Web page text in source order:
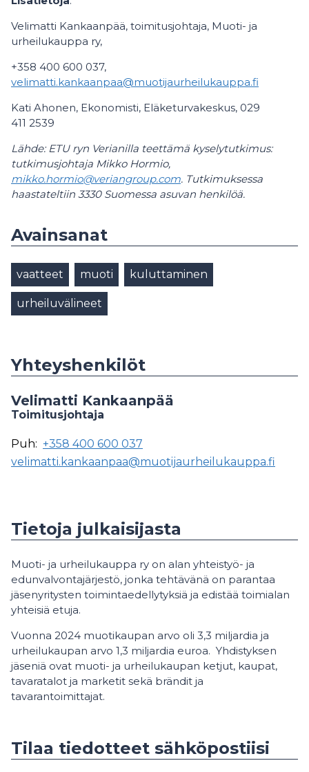
Velimatti Kankaanpää, toimitusjohtaja, Muoti- ja
urheilukauppa ry,
+358 400 600 037,
velimatti.kankaanpaa@muotijaurheilukauppa.fi
Kati Ahonen, Ekonomisti, Eläketurvakeskus, 029
411 2539
Lähde: ETU ryn Verianilla teettämä kyselytutkimus:
tutkimusjohtaja Mikko Hormio,
mikko.hormio@veriangroup.com. Tutkimuksessa
haastateltiin 3330 Suomessa asuvan henkilöä.
Avainsanat
vaatteet muoti kuluttaminen
urheiluvälineet
Yhteyshenkilöt
Velimatti Kankaanpää
Toimitusjohtaja
Puh: +358 400 600 037
velimatti.kankaanpaa@muotijaurheilukauppa.fi
Tietoja julkaisijasta
Muoti- ja urheilukauppa ry on alan yhteistyö- ja
edunvalvontajärjestö, jonka tehtävänä on parantaa
jäsenyritysten toimintaedellytyksiä ja edistää toimialan
yhteisiä etuja.
Vuonna 2024 muotikaupan arvo oli 3,3 miljardia ja
urheilukaupan arvo 1,3 miljardia euroa. Yhdistyksen
jäseniä ovat muoti- ja urheilukaupan ketjut, kaupat,
tavaratalot ja marketit sekä brändit ja
tavarantoimittajat.
Tilaa tiedotteet sähköpostiisi